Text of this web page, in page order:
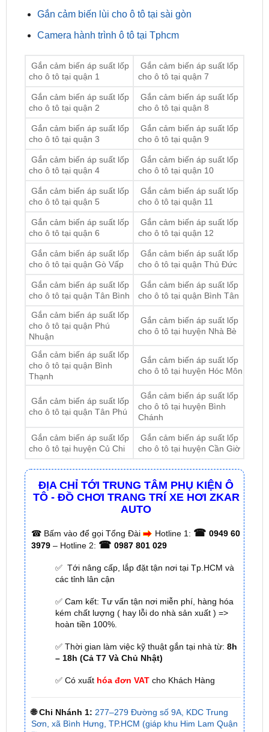
Gắn cảm biến áp suất lốp
Gắn cảm biến áp suất lốp
Gắn cảm biến áp suất lốp
cho ô tô tại quận 2
Gắn cảm biến áp suất lốp
cho ô tô tại quận 8
Gắn cảm biến áp suất lốp
cho ô tô tại quận 3
Gắn cảm biến áp suất lốp
cho ô tô tại quận 9
Gắn cảm biến áp suất lốp
cho ô tô tại quận 4
Gắn cảm biến áp suất lốp
cho ô tô tại quận 10
Gắn cảm biến áp suất lốp
cho ô tô tại quận 5
Gắn cảm biến áp suất lốp
cho ô tô tại quận 11
Gắn cảm biến áp suất lốp
cho ô tô tại quận 6
Gắn cảm biến áp suất lốp
cho ô tô tại quận 12
Gắn cảm biến áp suất lốp
cho ô tô tại quận Gò Vấp
Gắn cảm biến áp suất lốp
cho ô tô tại quận Thủ Đức
Gắn cảm biến áp suất lốp
cho ô tô tại quận Tân Bình
Gắn cảm biến áp suất lốp
cho ô tô tại quận Bình Tân
Gắn cảm biến áp suất lốp
cho ô tô tại quận Phú
Gắn cảm biến áp suất lốp
cho ô tô tại huyện Nhà Bè
Gắn cảm biến áp suất lốp
cho ô tô tại quận Bình
Gắn cảm biến áp suất lốp
Gắn cảm biến áp suất lốp
cho ô tô tại quận Tân Phú
Gắn cảm biến áp suất lốp
cho ô tô tại huyện Bình
Gắn cảm biến áp suất lốp
cho ô tô tại huyện Củ Chi
Gắn cảm biến áp suất lốp
cho ô tô tại huyện Cần Giờ
ĐỊA CHỈ TỚI TRUNG TÂM PHỤ KIỆN Ô
TÔ - ĐỒ CHƠI TRANG TRÍ XE HƠI ZKAR
☎Bấm vào để gọi Tổng Đài Hotline 1:☎ 0949 60
0987 801 029
✅ Tới nâng cấp, lắp đặt tận nơi tại Tp.HCM và
các tỉnh lân cận
✅ Cam kết: Tư vấn tận nơi miễn phí, hàng hóa
kém chất lượng ( hay lỗi do nhà sản xuất ) =>
✅ Thời gian làm việc kỹ thuật gắn tại nhà từ:8h
– 18h (Cả T7 Và Chủ Nhật)
✅ Có xuấthóa đơn VATcho Khách Hàng
🌐 Chi Nhánh 1: 277–279 Đường số 9A, KDC Trung
🌐 Chi Nhánh 2: 93 Trương Định, Phường Thủ Dầu